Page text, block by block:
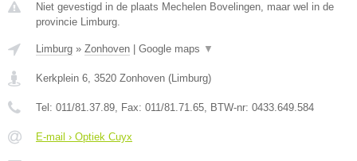
Niet gevestigd in de plaats Mechelen Bovelingen, maar wel in de
provincie Limburg.
Limburg » Zonhoven Google maps ▼
Kerkplein 6, 3520 Zonhoven (Limburg)
Tel: 011/81.37.89, Fax: 011/81.71.65, BTW-nr: 0433.649.584
E-mail › Optiek Cuyx